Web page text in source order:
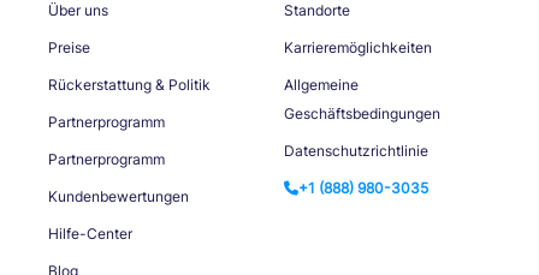
Über uns
Preise
Rückerstattung & Politik
Partnerprogramm
Partnerprogramm
Kundenbewertungen
Hilfe-Center
Blog
Standorte
Karrieremöglichkeiten
Allgemeine
Geschäftsbedingungen
Datenschutzrichtlinie
+1 (888) 980-3035